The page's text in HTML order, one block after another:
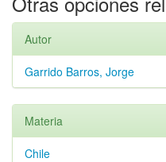
Autor
Garrido Barros, Jorge
Materia
Chile